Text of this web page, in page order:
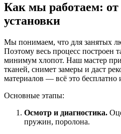
Как мы работаем: от
установки
Мы понимаем, что для занятых
Поэтому весь процесс построен
минимум хлопот. Наш мастер
тканей, снимет замеры и даст
материалов — всё это бесплатно
Основные этапы:
Осмотр и диагностика.
пружин, поролона.